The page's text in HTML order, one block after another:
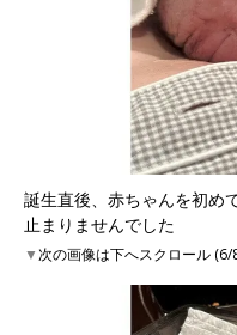
誕生直後、赤ちゃんを初め
止まりませんでした
▼次の画像は下へスクロール (6/